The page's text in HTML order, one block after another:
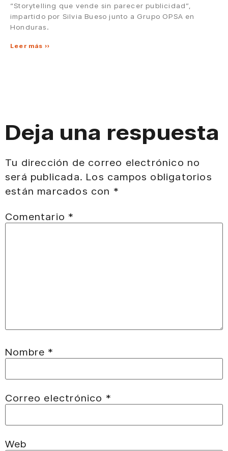
“Storytelling que vende sin parecer publicidad”,
impartido por Silvia Bueso junto a Grupo OPSA en
Honduras.
Leer más »
Deja una respuesta
Tu dirección de correo electrónico no
será publicada. Los campos obligatorios
están marcados con *
Comentario *
Nombre *
Correo electrónico *
Web